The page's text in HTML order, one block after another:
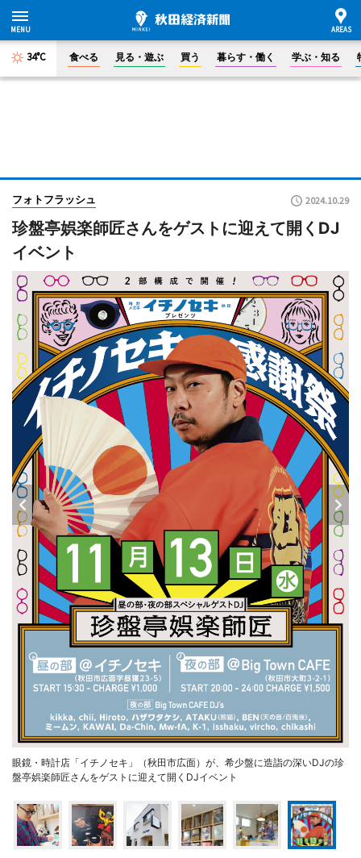
34°C 食べる 見る・遊ぶ 買う 暮らす・働く 学ぶ・知る
フォトフラッシュ 2024.10.29
珍盤亭娯楽師匠さんをゲストに迎えて開くDJ
イベント
眼鏡・時計店「イチノセキ」（秋田市広面）が、希少盤に造詣の深いDJの珍
盤亭娯楽師匠さんをゲストに迎えて開くDJイベント